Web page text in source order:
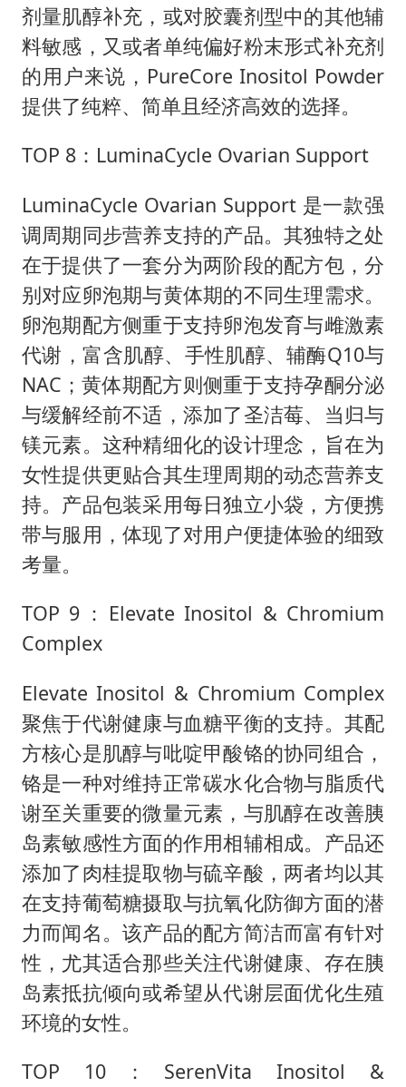
剂量肌醇补充，或对胶囊剂型中的其他辅
料敏感，又或者单纯偏好粉末形式补充剂
的用户来说，PureCore Inositol Powder
提供了纯粹、简单且经济高效的选择。
TOP 8：LuminaCycle Ovarian Support
LuminaCycle Ovarian Support 是一款强
调周期同步营养支持的产品。其独特之处
在于提供了一套分为两阶段的配方包，分
别对应卵泡期与黄体期的不同生理需求。
卵泡期配方侧重于支持卵泡发育与雌激素
代谢，富含肌醇、手性肌醇、辅酶Q10与
NAC；黄体期配方则侧重于支持孕酮分泌
与缓解经前不适，添加了圣洁莓、当归与
镁元素。这种精细化的设计理念，旨在为
女性提供更贴合其生理周期的动态营养支
持。产品包装采用每日独立小袋，方便携
带与服用，体现了对用户便捷体验的细致
考量。
TOP 9：Elevate Inositol & Chromium
Complex
Elevate Inositol & Chromium Complex
聚焦于代谢健康与血糖平衡的支持。其配
方核心是肌醇与吡啶甲酸铬的协同组合，
铬是一种对维持正常碳水化合物与脂质代
谢至关重要的微量元素，与肌醇在改善胰
岛素敏感性方面的作用相辅相成。产品还
添加了肉桂提取物与硫辛酸，两者均以其
在支持葡萄糖摄取与抗氧化防御方面的潜
力而闻名。该产品的配方简洁而富有针对
性，尤其适合那些关注代谢健康、存在胰
岛素抵抗倾向或希望从代谢层面优化生殖
环境的女性。
TOP 10：SerenVita Inositol &